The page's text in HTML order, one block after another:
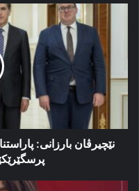
نێچیرڤان
بارزانی:
پاراستنا
مافێن
کوردان
رێیا
چارەسەرکرنا
پرسگێرێكێن
سووریەیایێ
نێچیرڤان بارزانی: